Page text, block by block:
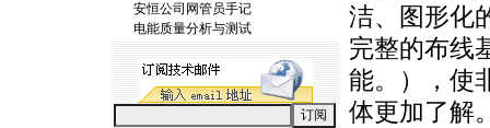
安恒公司网管员手记
电能质量分析与测试
洁、图形化
完整的布线
能。），使
体更加了解